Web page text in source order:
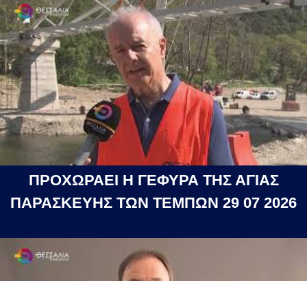
ΠΡΟΧΩΡΑΕΙ Η ΓΕΦΥΡΑ ΤΗΣ ΑΓΙΑΣ
ΠΑΡΑΣΚΕΥΗΣ ΤΩΝ ΤΕΜΠΩΝ 29 07 2026